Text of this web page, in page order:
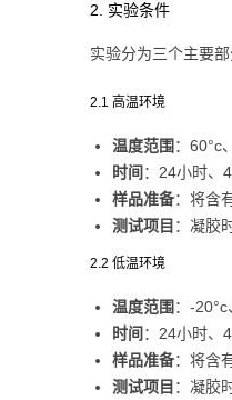
2. 实验条件
实验分为三个主要
2.1 高温环境
温度范围 ：60°c
时间 ：24小时、
样品准备：将含
测试项目 ：凝胶
2.2 低温环境
温度范围 ：-
时间 ：24小时、
样品准备：将含
测试项目 ：凝胶